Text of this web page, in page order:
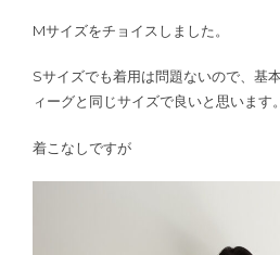
Mサイズをチョイスしました。
Sサイズでも着用は問題ないので、基
ィーグと同じサイズで良いと思います。
着こなしですが